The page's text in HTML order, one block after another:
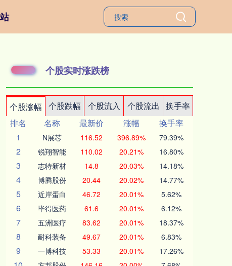
个股实时涨跌榜
个股涨幅 个股跌幅 个股流入 个股流出
换手率
排名
名称 最新价 涨幅
换手率
1
N展芯 116.52 396.89% 79.39%
2 锐翔智能 110.02 20.21% 16.80%
3 志特新材 14.8 20.03% 14.18%
4 博腾股份 20.44 20.02% 14.77%
5 近岸蛋白 46.72 20.01% 5.62%
6 毕得医药 61.6 20.01% 6.12%
7 五洲医疗 83.62 20.01% 18.37%
8 耐科装备 49.67 20.01% 6.83%
9 一博科技 53.33 20.01% 17.26%